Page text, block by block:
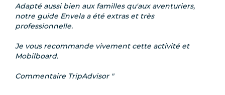
Adapté aussi bien aux familles qu'aux aventuriers,
notre guide Envela a été extras et très
professionnelle.
Je vous recommande vivement cette activité et
Mobilboard.
Commentaire TripAdvisor